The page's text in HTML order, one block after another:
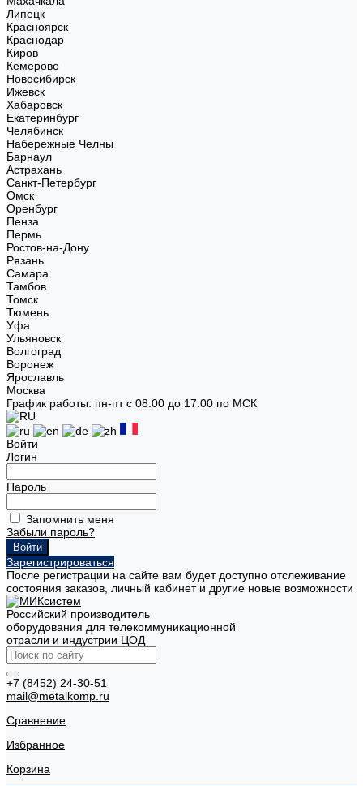
Липецк
Красноярск
Краснодар
Киров
Кемерово
Новосибирск
Ижевск
Хабаровск
Екатеринбург
Челябинск
Набережные Челны
Барнаул
Астрахань
Санкт-Петербург
Омск
Оренбург
Пенза
Пермь
Ростов-на-Дону
Рязань
Самара
Тамбов
Томск
Тюмень
Уфа
Ульяновск
Волгоград
Воронеж
Ярославль
Москва
График работы: пн-пт с 08:00 до 17:00 по МСК
Войти
Логин
Пароль
Запомнить меня
Забыли пароль?
Зарегистрироваться
После регистрации на сайте вам будет доступно отслеживание
состояния заказов, личный кабинет и другие новые возможности
Российский производитель
оборудования для телекоммуникационной
отрасли и индустрии ЦОД
+7 (8452) 24-30-51
mail@metalkomp.ru
Сравнение
Избранное
Корзина